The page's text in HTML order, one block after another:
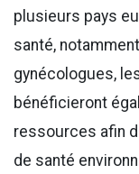
plusieurs pays
santé,
gynécologues,
bénéficieront
ressources afin
de santé